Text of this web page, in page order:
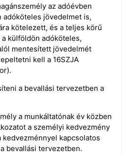
az adóévben
adóköteles jövedelmet is,
kötelezett, és a teljes körű
külföldön adóköteles,
mentesített jövedelmét
kell a 16SZJA
a bevallási tervezetben a
a munkáltatónak év közben
a személyi kedvezmény
kapcsolatos
bevallási tervezetben.